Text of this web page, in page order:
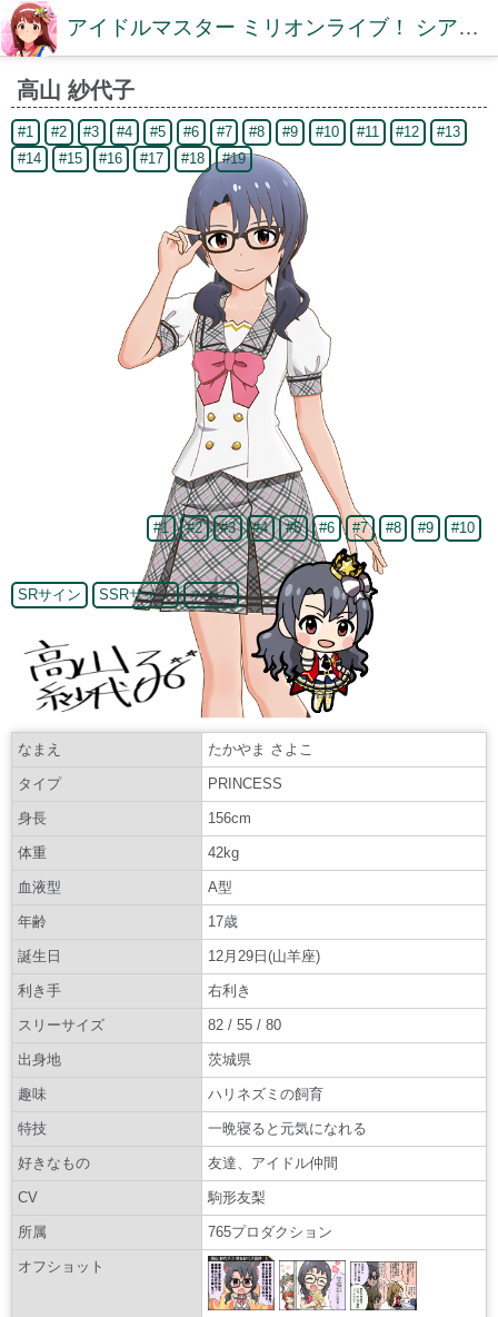
アイドルマスター ミリオンライブ！ シアターデイズDB【ミリシタDB】
高山 紗代子
#1 #2 #3 #4 #5 #6 #7 #8 #9 #10 #11 #12
#13
#14
#15 #16 #17 #18 #19
#1 #2 #3 #4 #5 #6 #7 #8 #9 #10
SRサイン SSRサイン ネーム
なまえ たかやま さよこ
タイプ PRINCESS
身長 156cm
体重 42kg
血液型 A型
年齢 17歳
誕生日 12月29日(山羊座)
利き手 右利き
スリーサイズ 82 / 55 / 80
出身地 茨城県
趣味 ハリネズミの飼育
特技 一晩寝ると元気になれる
好きなもの 友達、アイドル仲間
CV 駒形友梨
所属 765プロダクション
オフショット